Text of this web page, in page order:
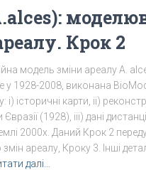
Крок 2
модель зміни ареалу A.
у 1928-2008, виконана
i) історичні карти, ii)
(1928), iii) дані
2000х. Даний Крок 2
ареалу, Кроку 3. Інші
далі…